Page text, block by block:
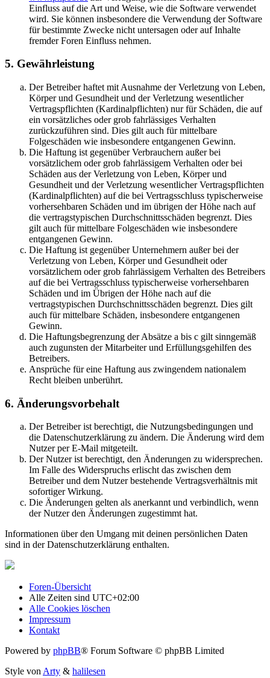
Einfluss auf die Art und Weise, wie die Software verwendet
wird. Sie können insbesondere die Verwendung der Software
für bestimmte Zwecke nicht untersagen oder auf Inhalte
fremder Foren Einfluss nehmen.
5. Gewährleistung
Der Betreiber haftet mit Ausnahme der Verletzung von Leben,
Körper und Gesundheit und der Verletzung wesentlicher
Vertragspflichten (Kardinalpflichten) nur für Schäden, die auf
ein vorsätzliches oder grob fahrlässiges Verhalten
zurückzuführen sind. Dies gilt auch für mittelbare
Folgeschäden wie insbesondere entgangenen Gewinn.
Die Haftung ist gegenüber Verbrauchern außer bei
vorsätzlichem oder grob fahrlässigem Verhalten oder bei
Schäden aus der Verletzung von Leben, Körper und
Gesundheit und der Verletzung wesentlicher Vertragspflichten
(Kardinalpflichten) auf die bei Vertragsschluss typischerweise
vorhersehbaren Schäden und im übrigen der Höhe nach auf
die vertragstypischen Durchschnittsschäden begrenzt. Dies
gilt auch für mittelbare Folgeschäden wie insbesondere
entgangenen Gewinn.
Die Haftung ist gegenüber Unternehmern außer bei der
Verletzung von Leben, Körper und Gesundheit oder
vorsätzlichem oder grob fahrlässigem Verhalten des Betreibers
auf die bei Vertragsschluss typischerweise vorhersehbaren
Schäden und im Übrigen der Höhe nach auf die
vertragstypischen Durchschnittsschäden begrenzt. Dies gilt
auch für mittelbare Schäden, insbesondere entgangenen
Gewinn.
Die Haftungsbegrenzung der Absätze a bis c gilt sinngemäß
auch zugunsten der Mitarbeiter und Erfüllungsgehilfen des
Betreibers.
Ansprüche für eine Haftung aus zwingendem nationalem
Recht bleiben unberührt.
6. Änderungsvorbehalt
Der Betreiber ist berechtigt, die Nutzungsbedingungen und
die Datenschutzerklärung zu ändern. Die Änderung wird dem
Nutzer per E-Mail mitgeteilt.
Der Nutzer ist berechtigt, den Änderungen zu widersprechen.
Im Falle des Widerspruchs erlischt das zwischen dem
Betreiber und dem Nutzer bestehende Vertragsverhältnis mit
sofortiger Wirkung.
Die Änderungen gelten als anerkannt und verbindlich, wenn
der Nutzer den Änderungen zugestimmt hat.
Informationen über den Umgang mit deinen persönlichen Daten
sind in der Datenschutzerklärung enthalten.
Foren-Übersicht
Alle Zeiten sind UTC+02:00
Alle Cookies löschen
Impressum
Kontakt
Powered by phpBB® Forum Software © phpBB Limited
Style vonArty & halilesen